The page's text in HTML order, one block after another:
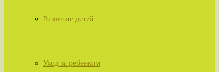
Развитие детей
Уход за ребенком